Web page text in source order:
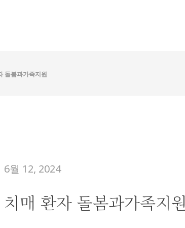
돌봄과가족지원
6월 12, 2024
치매 환자 돌봄과가족지원